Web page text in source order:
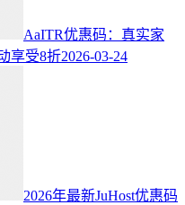
AaITR优惠码：真实家
享受8折2026-03-24
2026年最新JuHost优惠码